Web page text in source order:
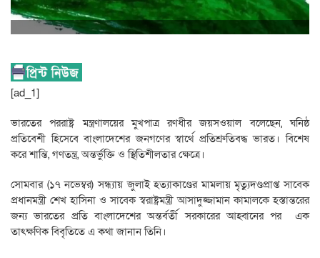
[ad_1]
ভারতের পররাষ্ট্র মন্ত্রণালয়ের মুখপাত্র রণধীর জয়সওয়াল বলেছেন, ঘনিষ্ঠ
প্রতিবেশী হিসেবে বাংলাদেশের জনগণের স্বার্থে প্রতিশ্রুতিবদ্ধ ভারত। বিশেষ
করে শান্তি, গণতন্ত্র, অন্তর্ভুক্তি ও স্থিতিশীলতার ক্ষেত্রে।
সোমবার (১৭ নভেম্বর) সন্ধ্যায় জুলাই হত্যাকাণ্ডের মামলায় মৃত্যুদণ্ডপ্রাপ্ত সাবেক
প্রধানমন্ত্রী শেখ হাসিনা ও সাবেক স্বরাষ্ট্রমন্ত্রী আসাদুজ্জামান কামালকে হস্তান্তরের
জন্য ভারতের প্রতি বাংলাদেশের অন্তর্বর্তী সরকারের আহ্বানের পর এক
তাৎক্ষণিক বিবৃতিতে এ কথা জানান তিনি।